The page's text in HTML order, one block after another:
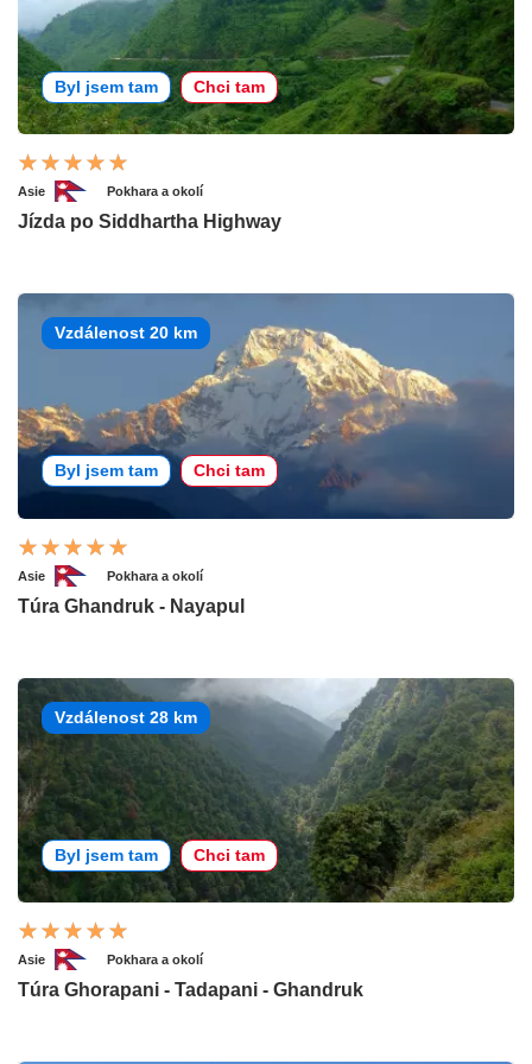
Byl jsem tam Chci tam
Asie Pokhara a okolí
Jízda po Siddhartha Highway
Vzdálenost 20 km
Byl jsem tam Chci tam
Asie Pokhara a okolí
Túra Ghandruk - Nayapul
Vzdálenost 28 km
Byl jsem tam Chci tam
Asie Pokhara a okolí
Túra Ghorapani - Tadapani - Ghandruk